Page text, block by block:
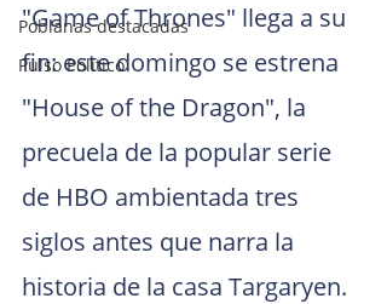
Poblanas destacadas
Pulso Político
"Game of Thrones" llega a su
fin: este domingo se estrena
"House of the Dragon", la
precuela de la popular serie
de HBO ambientada tres
siglos antes que narra la
historia de la casa Targaryen.